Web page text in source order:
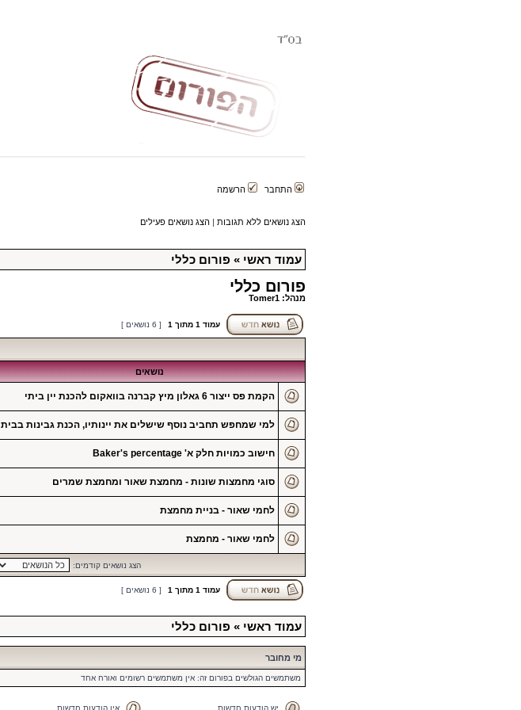
התחבר הרשמה
הצג נושאים ללא תגובות | הצג נושאים פעילים
עמוד ראשי » פורום כללי
פורום כללי
מנהל: Tomer1
עמוד 1 מתוך 1 [ 6 נושאים ]
נושאים
הקמת פס ייצור 6 גאלון מיץ קברנה בוואקום להכנת יין ביתי
למי שמחפש תחביב נוסף שישלים את יינותיו, הכנת גבינות בבית
חישוב כמויות חלק א' Baker's percentage
סוגי מחמצות שונות - מחמצת שאור ומחמצת שמרים
לחמי שאור - בניית מחמצת
לחמי שאור - מחמצת
הצג נושאים קודמים:
עמוד 1 מתוך 1 [ 6 נושאים ]
עמוד ראשי » פורום כללי
מי מחובר
משתמשים הגולשים בפורום זה: אין משתמשים רשומים ואורח אחד
יש הודעות חדשות אין הודעות חדשות